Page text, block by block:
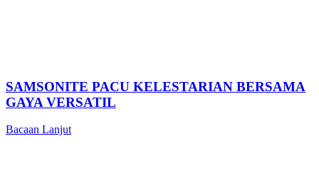
SAMSONITE PACU KELESTARIAN BERSAMA
GAYA VERSATIL
Bacaan Lanjut